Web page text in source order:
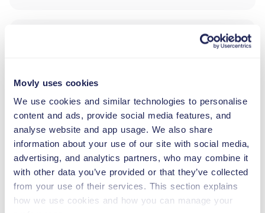
Movly uses cookies
We use cookies and similar technologies to personalise
content and ads, provide social media features, and
analyse website and app usage. We also share
information about your use of our site with social media,
advertising, and analytics partners, who may combine it
with other data you’ve provided or that they’ve collected
from your use of their services. This section explains
how we use cookies and how you can manage your
SEGGIOLINO NEONATO
2,5–13 kg
SEGGIOLINO PER BAMBINI
9–18 kg
SEGGIOLINO ALZABIMBO
15–36 kg